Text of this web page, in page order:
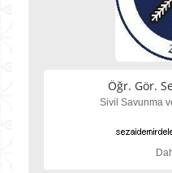
Öğr. Gör.
Sivil Savunma